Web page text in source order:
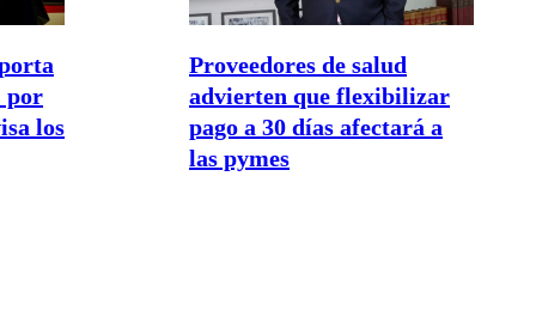
por
los
Proveedores de salud
advierten que flexibilizar
pago a 30 días afectará a
las pymes